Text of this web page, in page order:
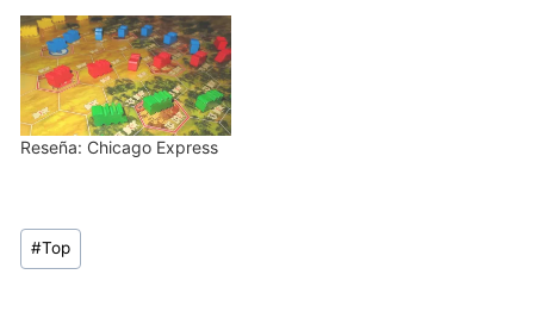
Reseña: Chicago Express
Etiquetas
de
#Top